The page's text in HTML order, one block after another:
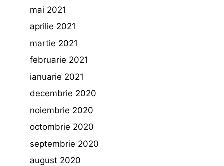
mai 2021
aprilie 2021
martie 2021
februarie 2021
ianuarie 2021
decembrie 2020
noiembrie 2020
octombrie 2020
septembrie 2020
august 2020